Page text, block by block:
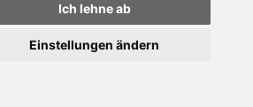
Ich lehne ab
Einstellungen ändern